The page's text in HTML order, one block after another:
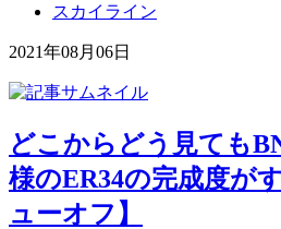
スカイライン
2021年08月06日
どこからどう見ても
様のER34の完成度が
ューオフ】